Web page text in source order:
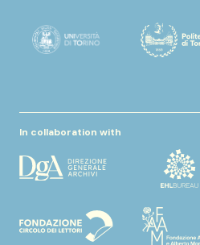
In collaboration with